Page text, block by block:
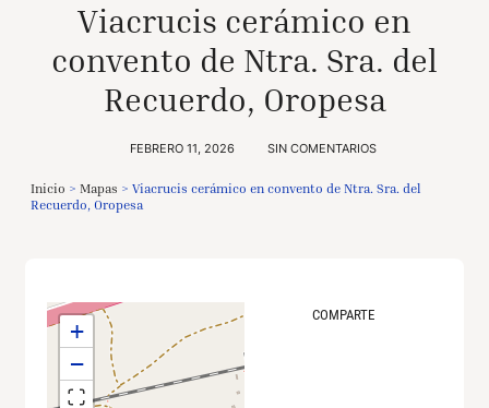
Viacrucis cerámico en
convento de Ntra. Sra. del
Recuerdo, Oropesa
FEBRERO 11, 2026 SIN COMENTARIOS
Inicio > Mapas > Viacrucis cerámico en convento de Ntra. Sra. del
Recuerdo, Oropesa
COMPARTE
+
−